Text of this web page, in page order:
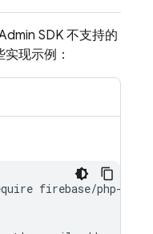
SDK 不支持的
现示例：
firebase/php-jwt